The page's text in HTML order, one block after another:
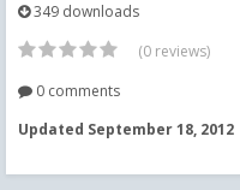
349 downloads
(0 reviews)
0 comments
Updated September 18, 2012